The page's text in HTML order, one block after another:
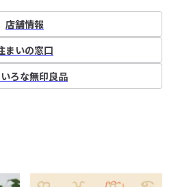
店舗情報
まいの窓口
ろな無印良品